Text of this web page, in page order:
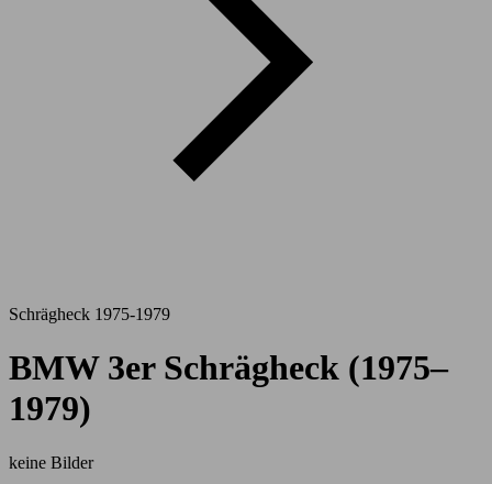
Schrägheck 1975-1979
BMW 3er Schrägheck (1975–
1979)
keine Bilder